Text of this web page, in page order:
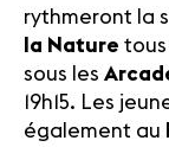
rythmeront la
la Nature tous
sous les
19h15. Les
également au